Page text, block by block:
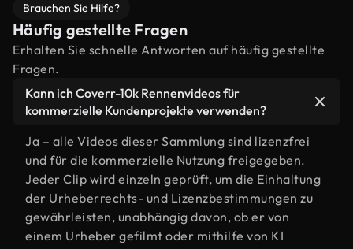
Brauchen Sie Hilfe?
Häufig gestellte Fragen
Erhalten Sie schnelle Antworten auf häufig gestellte
Fragen.
Kann ich Coverr-10k Rennenvideos für
kommerzielle Kundenprojekte verwenden?
Ja – alle Videos dieser Sammlung sind lizenzfrei
und für die kommerzielle Nutzung freigegeben.
Jeder Clip wird einzeln geprüft, um die Einhaltung
der Urheberrechts- und Lizenzbestimmungen zu
gewährleisten, unabhängig davon, ob er von
einem Urheber gefilmt oder mithilfe von KI